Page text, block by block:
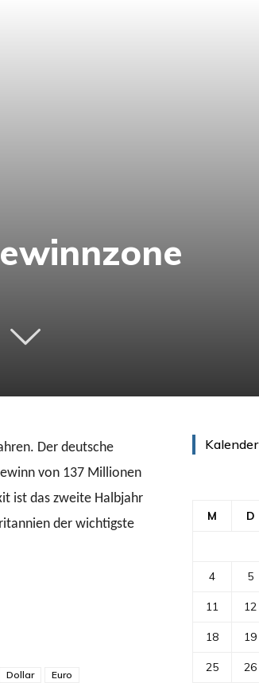
Der deutsche
von 137 Millionen
ist das zweite Halbjahr
der wichtigste
Dollar
Euro
Kalender
M D
4 5
11 12
18 19
25 26